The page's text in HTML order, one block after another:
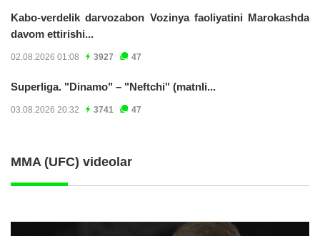
Kabo-verdelik darvozabon Vozinya faoliyatini Marokashda
davom ettirishi...
02.08.2026 01:08 3927 47
Superliga. "Dinamo" – "Neftchi" (matnli...
03.08.2026 20:32 3741 47
MMA (UFC) videolar